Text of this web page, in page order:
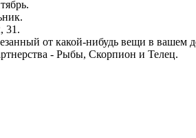
31.
от какой-нибудь вещи в вашем
- Рыбы, Скорпион и Телец.